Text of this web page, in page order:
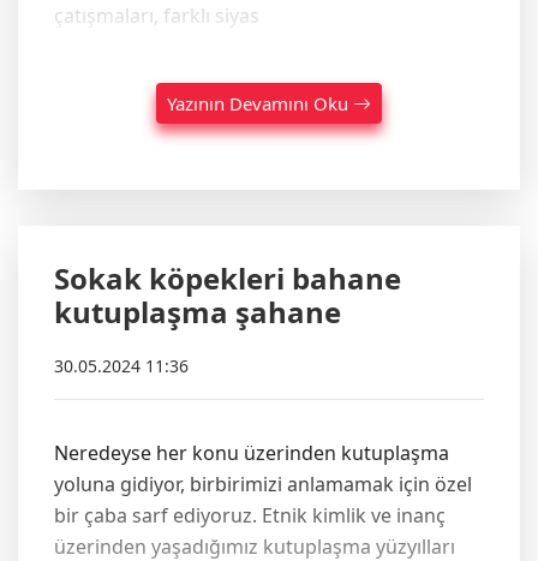
çatışmaları, farklı siyas
Yazının Devamını Oku
Sokak köpekleri bahane
kutuplaşma şahane
30.05.2024 11:36
Neredeyse her konu üzerinden kutuplaşma
yoluna gidiyor, birbirimizi anlamamak için özel
bir çaba sarf ediyoruz. Etnik kimlik ve inanç
üzerinden yaşadığımız kutuplaşma yüzyılları